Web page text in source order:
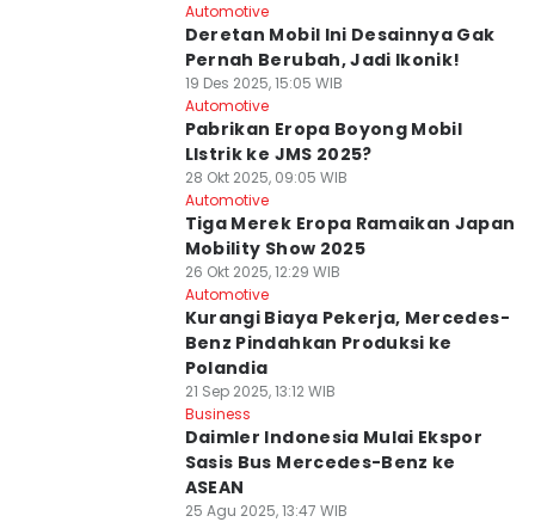
Automotive
Deretan Mobil Ini Desainnya Gak
Pernah Berubah, Jadi Ikonik!
19 Des 2025, 15:05 WIB
Automotive
Pabrikan Eropa Boyong Mobil
LIstrik ke JMS 2025?
28 Okt 2025, 09:05 WIB
Automotive
Tiga Merek Eropa Ramaikan Japan
Mobility Show 2025
26 Okt 2025, 12:29 WIB
Automotive
Kurangi Biaya Pekerja, Mercedes-
Benz Pindahkan Produksi ke
Polandia
21 Sep 2025, 13:12 WIB
Business
Daimler Indonesia Mulai Ekspor
Sasis Bus Mercedes-Benz ke
ASEAN
25 Agu 2025, 13:47 WIB